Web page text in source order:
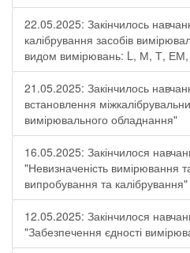
22.05.2025: Закінчилось
калібрування засобів
видом вимірювань: L, М, Т, ЕМ,
21.05.2025: Закінчилось
встановлення
вимірювального обладнання"
16.05.2025: Закінчилося
"Невизначеність вимірювання
випробування та калібрування"
12.05.2025: Закінчилося
"Забезпечення єдності